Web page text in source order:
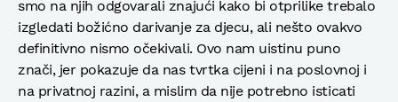
smo na njih odgovarali znajući kako bi otprilike trebalo
izgledati božićno darivanje za djecu, ali nešto ovakvo
definitivno nismo očekivali. Ovo nam uistinu puno
znači, jer pokazuje da nas tvrtka cijeni i na poslovnoj i
na privatnoj razini, a mislim da nije potrebno isticati